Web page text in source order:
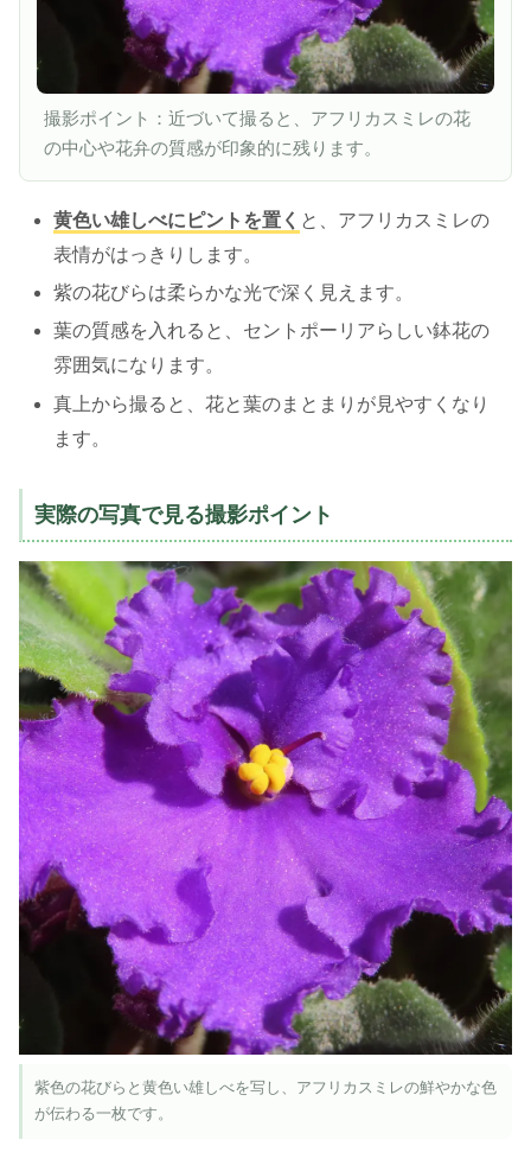
撮影ポイント：近づいて撮ると、アフリカスミレの花
の中心や花弁の質感が印象的に残ります。
黄色い雄しべにピントを置く と、アフリカスミレの
表情がはっきりします。
紫の花びらは柔らかな光で深く見えます。
葉の質感を入れると、セントポーリアらしい鉢花の
雰囲気になります。
真上から撮ると、花と葉のまとまりが見やすくなり
ます。
実際の写真で見る撮影ポイント
紫色の花びらと黄色い雄しべを写し、アフリカスミレの鮮やかな色
が伝わる一枚です。